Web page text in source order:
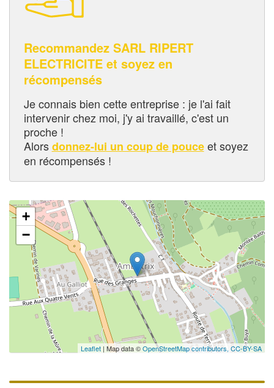
Recommandez SARL RIPERT
ELECTRICITE et soyez en
récompensés
Je connais bien cette entreprise : je l'ai fait
intervenir chez moi, j'y ai travaillé, c'est un
proche !
Alorsdonnez-lui un coup de pouceet soyez
en récompensés !
+
−
Leaflet | Map data ©OpenStreetMap contributors, CC-BY-SA